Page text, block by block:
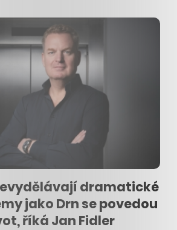
dramatické
jako Drn se povedou
říká Jan Fidler